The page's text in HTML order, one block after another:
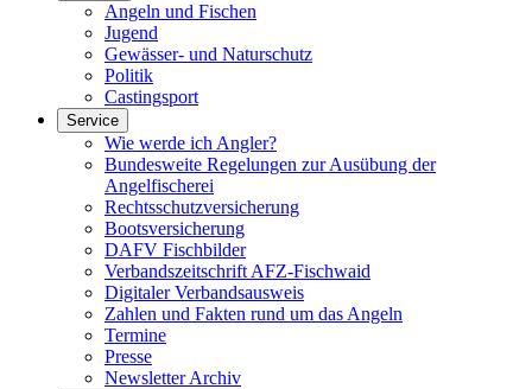
Angeln und Fischen
Jugend
Gewässer- und Naturschutz
Politik
Castingsport
Service
Wie werde ich Angler?
Bundesweite Regelungen zur Ausübung der
Angelfischerei
Rechtsschutzversicherung
Bootsversicherung
DAFV Fischbilder
Verbandszeitschrift AFZ-Fischwaid
Digitaler Verbandsausweis
Zahlen und Fakten rund um das Angeln
Termine
Presse
Newsletter Archiv